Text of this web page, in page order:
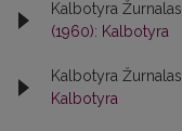
Kalbotyra Žurnalas,
(1960): Kalbotyra
Kalbotyra Žurnalas,
Kalbotyra